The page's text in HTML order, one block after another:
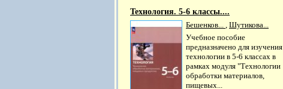
Технология. 5-6 классы....
Бешенков...
Шутикова...
Учебное пособие
предназначено для изучения
технологии в 5-6 классах в
рамках модуля "Технологии
обработки материалов,
пищевых...